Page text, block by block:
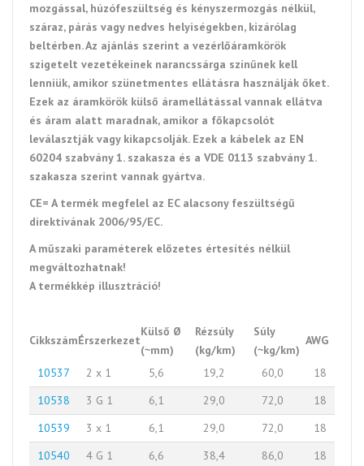
mozgással, húzófeszültség és kényszermozgás nélkül,
száraz, párás vagy nedves helyiségekben, kizárólag
beltérben. Az ajánlás szerint a vezérlőáramkörök
szigetelt vezetékeinek narancssárga színűnek kell
lenniük, amikor szünetmentes ellátásra használják őket.
Ezek az áramkörök külső áramellátással vannak ellátva
és áram alatt maradnak, amikor a főkapcsolót
leválasztják vagy kikapcsolják. Ezek a kábelek az EN
60204 szabvány 1. szakasza és a VDE 0113 szabvány 1.
szakasza szerint vannak gyártva.
CE= A termék megfelel az EC alacsony feszültségű
direktívának 2006/95/EC.
A műszaki paraméterek előzetes értesítés nélkül
megváltozhatnak!
A termékkép illusztráció!
CikkszámÉrszerkezet
Külső Ø
(~mm)
Rézsúly
(kg/km)
Súly
(~kg/km)
AWG
10537 2 x 1 5,6 19,2 60,0
18
10538
3 G 1 6,1 29,0 72,0
18
10539
3 x 1 6,1 29,0 72,0
18
10540
4 G 1 6,6 38,4 86,0
18